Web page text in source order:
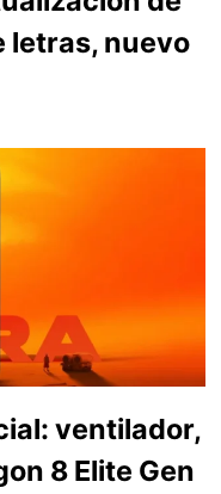
letras, nuevo
ventilador,
8 Elite Gen